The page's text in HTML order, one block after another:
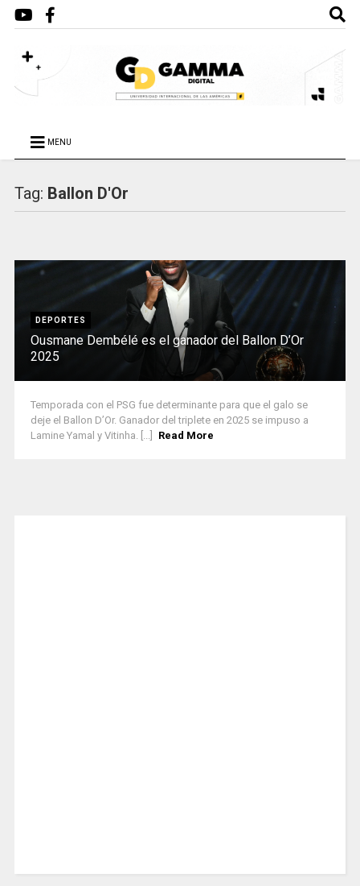
MENU
Tag: Ballon D'Or
DEPORTES
Ousmane Dembélé es el ganador del Ballon D’Or
2025
Temporada con el PSG fue determinante para que el galo se
deje el Ballon D’Or. Ganador del triplete en 2025 se impuso a
Lamine Yamal y Vitinha. [...]
Read More